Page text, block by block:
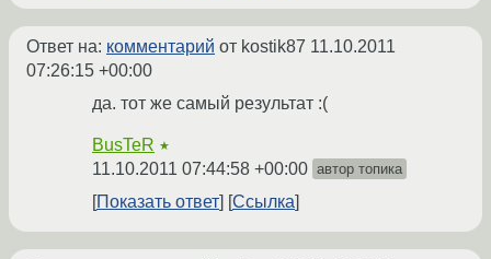
Ответ на: комментарий от kostik87 11.10.2011
07:26:15 +00:00
да. тот же самый результат :(
BusTeR ★
11.10.2011 07:44:58 +00:00 автор топика
Показать ответ Ссылка